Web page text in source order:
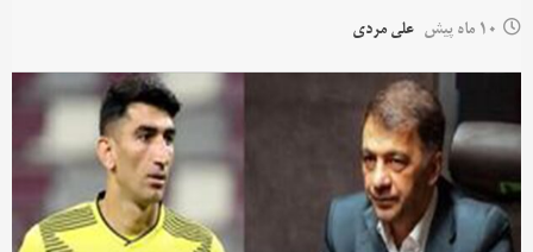
10 ماه پیش علی مردی